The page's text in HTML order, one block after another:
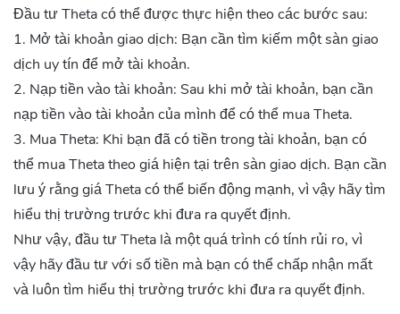
nội dung.
Khả năng đổi mới cao: Theta hỗ trợ các tính năng độc đáo như
phát trực tiếp thực tế ảo, tích hợp các token không thể thay
thế (NFT) và tạo ra một hệ sinh thái video toàn diện. Điều này
giúp người dùng có thể trải nghiệm các nội dung video mới lạ
và đa dạng, trong khi vẫn duy trì tính an toàn và minh bạch
của blockchain.
Theta đang phát triển như thế nào?
Theta đang phát triển rất nhanh và thu hút được sự quan tâm của
cộng đồng blockchain và video. Theta đã chính thức ra mắt phiên
bản Theta Mainnet 3.0 vào tháng 6 năm 2021, cho phép các nhà
phát triển và người dùng truy cập vào các tính năng mới và cải
Đầu tư Theta có thể được thực hiện theo các bước sau:
1. Mở tài khoản giao dịch: Bạn cần tìm kiếm một sàn giao
dịch uy tín để mở tài khoản.
2. Nạp tiền vào tài khoản: Sau khi mở tài khoản, bạn cần
nạp tiền vào tài khoản của mình để có thể mua Theta.
3. Mua Theta: Khi bạn đã có tiền trong tài khoản, bạn có
thể mua Theta theo giá hiện tại trên sàn giao dịch. Bạn cần
lưu ý rằng giá Theta có thể biến động mạnh, vì vậy hãy tìm
hiểu thị trường trước khi đưa ra quyết định.
Như vậy, đầu tư Theta là một quá trình có tính rủi ro, vì
vậy hãy đầu tư với số tiền mà bạn có thể chấp nhận mất
và luôn tìm hiểu thị trường trước khi đưa ra quyết định.